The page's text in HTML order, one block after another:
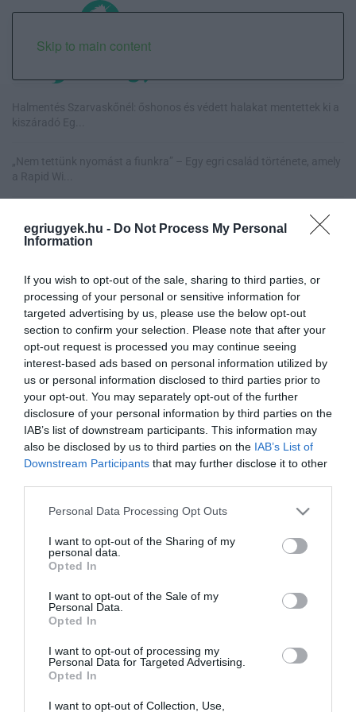
egriugyek.hu - Do Not Process My Personal
Information
If you wish to opt-out of the sale, sharing to third parties, or
processing of your personal or sensitive information for
targeted advertising by us, please use the below opt-out
section to confirm your selection. Please note that after your
opt-out request is processed you may continue seeing
interest-based ads based on personal information utilized by
us or personal information disclosed to third parties prior to
your opt-out. You may separately opt-out of the further
disclosure of your personal information by third parties on the
IAB’s list of downstream participants. This information may
also be disclosed by us to third parties on the IAB’s List of
Downstream Participants that may further disclose it to other
Please note that this website/app uses one or more Google
not limited to your visit or usage behaviour. You may click to
grant or deny consent to Google and its third-party tags to
use your data for below specified purposes in below Google
consent section.
Personal Data Processing Opt Outs
I want to opt-out of the Sharing of my
personal data.
Opted In
I want to opt-out of the Sale of my
Personal Data.
Opted In
I want to opt-out of processing my
Personal Data for Targeted Advertising.
Opted In
I want to opt-out of Collection, Use,
Skip to main content
Halmentés Szarvaskőnél: őshonos és védett halakat mentettek ki a
kiszáradó Eg...
„Nem tettünk nyomást a fiunkra” – Egy egri család története, amely
a Rapid Wi...
Új hűtőrendszer a Markhot Ferenc Kórházban: több mint 70 millió
forintos fejl...
sikerült megf...
műtő
MÁR MŰTŐKET ALAKÍTANAK ÁT INTENZÍV OSZTÁLYOKKÁ EGY
MAGYAR KÓRHÁZBAN, ANNYI A COVID-BETEG
2021. március 23|Mindenki ügye
Az ATV Híradó információi szerint a Pécsi Tudományegyetem
négyszázágyas klinikáján a 4-5. emeleti műtőket is koronavírusos
betegek kezelésére alkalmas intenzív osztállyá alakították át. A
ÚJABB JELENTŐS FEJLESZTÉS A MARKHOT FERENC
2026. július 27 | Bakos Balázs |Egészség+
Az egri kórház központi műtője két darab, nagy értékű,
keresztszalagpótló műtétek elvégzéséhez szükséges korszerű
műszerkészlettel bővült. Az új eszközök jelentős szakmai
támogatást nyújtanak az o...